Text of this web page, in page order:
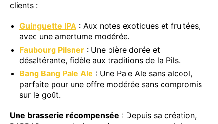
clients :
Guinguette IPA : Aux notes exotiques et fruitées,
avec une amertume modérée.
Faubourg Pilsner : Une bière dorée et
désaltérante, fidèle aux traditions de la Pils.
Bang Bang Pale Ale : Une Pale Ale sans alcool,
parfaite pour une offre modérée sans compromis
sur le goût.
Une brasserie récompensée : Depuis sa création,